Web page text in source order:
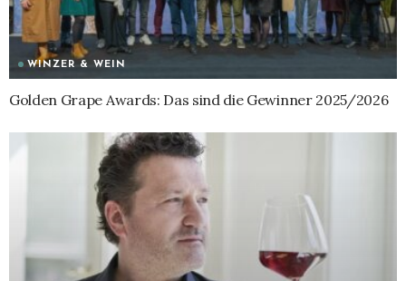
WINZER & WEIN
Golden Grape Awards: Das sind die Gewinner 2025/2026